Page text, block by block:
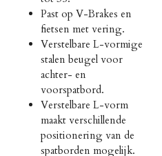
Past op V-Brakes en
fietsen met vering.
Verstelbare L-vormige
stalen beugel voor
achter- en
voorspatbord.
Verstelbare L-vorm
maakt verschillende
positionering van de
spatborden mogelijk.